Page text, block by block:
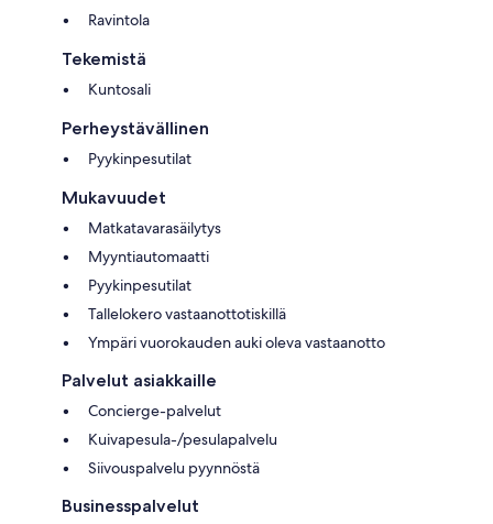
Ravintola
Tekemistä
Kuntosali
Perheystävällinen
Pyykinpesutilat
Mukavuudet
Matkatavarasäilytys
Myyntiautomaatti
Pyykinpesutilat
Tallelokero vastaanottotiskillä
Ympäri vuorokauden auki oleva vastaanotto
Palvelut asiakkaille
Concierge-palvelut
Kuivapesula-/pesulapalvelu
Siivouspalvelu pyynnöstä
Businesspalvelut